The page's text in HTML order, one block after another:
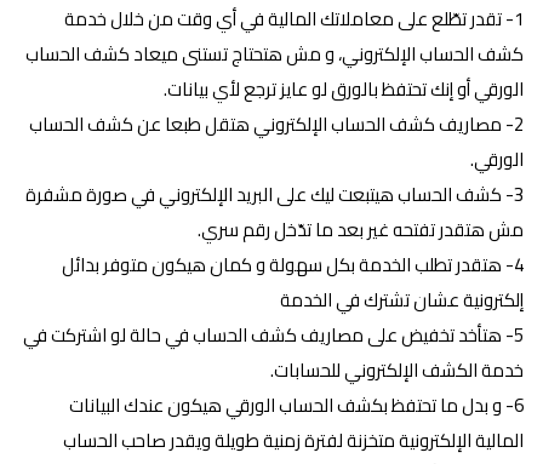
1- تقدر تطّلع على معاملاتك المالية في أي وقت من خلال خدمة
كشف الحساب الإلكتروني، و مش هتحتاج تستنى ميعاد كشف الحساب
الورقي أو إنك تحتفظ بالورق لو عايز ترجع لأي بيانات.
2- مصاريف كشف الحساب الإلكتروني هتقل طبعا عن كشف الحساب
الورقي.
3- كشف الحساب هيتبعت ليك على البريد الإلكتروني في صورة مشفرة
مش هتقدر تفتحه غير بعد ما تدّخل رقم سري.
4- هتقدر تطلب الخدمة بكل سهولة و كمان هيكون متوفر بدائل
إلكترونية عشان تشترك في الخدمة
5- هتأخد تخفيض على مصاريف كشف الحساب في حالة لو اشتركت في
خدمة الكشف الإلكتروني للحسابات.
6- و بدل ما تحتفظ بكشف الحساب الورقي هيكون عندك البيانات
المالية الإلكترونية متخزنة لفترة زمنية طويلة ويقدر صاحب الحساب